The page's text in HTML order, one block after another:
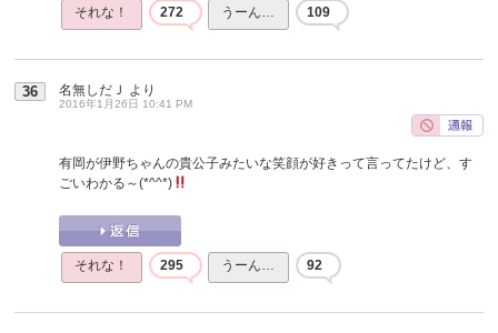
それな！ 272 うーん… 109
36 名無しだＪ より
2016年1月26日 10:41 PM
有岡が伊野ちゃんの貴公子みたいな笑顔が好きって言ってたけど、す
ごいわかる～(*^^*)
それな！ 295 うーん… 92